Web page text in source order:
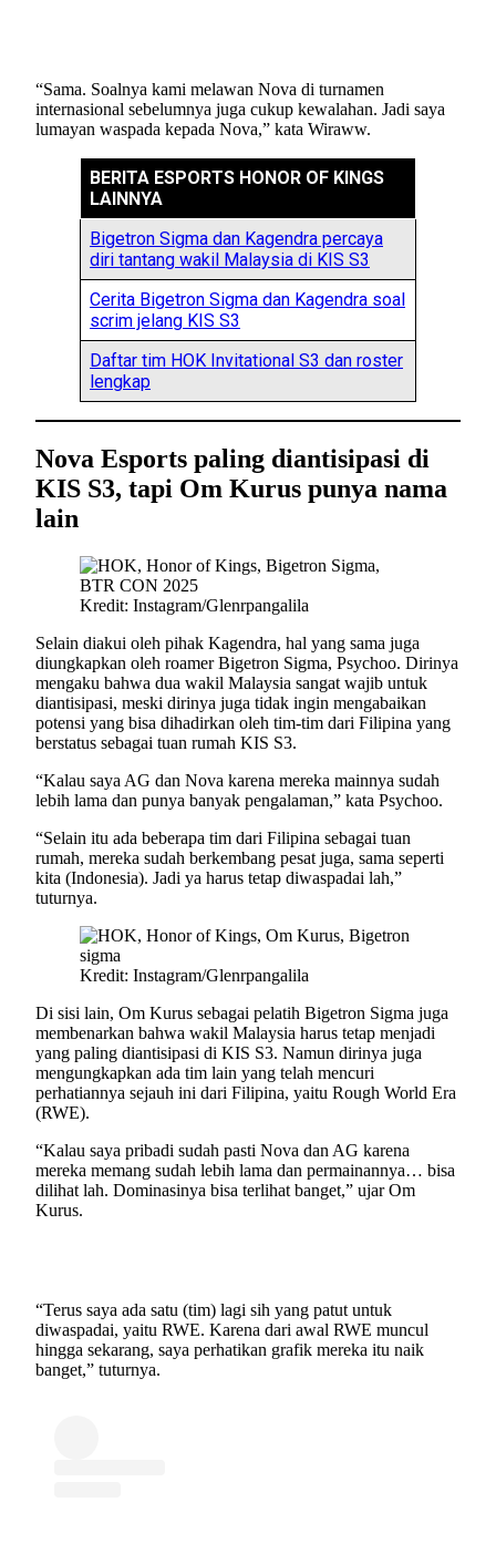
“Sama. Soalnya kami melawan Nova di turnamen
internasional sebelumnya juga cukup kewalahan. Jadi saya
lumayan waspada kepada Nova,” kata Wiraww.
BERITA ESPORTS HONOR OF KINGS
LAINNYA
Bigetron Sigma dan Kagendra percaya
diri tantang wakil Malaysia di KIS S3
Cerita Bigetron Sigma dan Kagendra soal
scrim jelang KIS S3
Daftar tim HOK Invitational S3 dan roster
lengkap
Nova Esports paling diantisipasi di
KIS S3, tapi Om Kurus punya nama
lain
Kredit: Instagram/Glenrpangalila
Selain diakui oleh pihak Kagendra, hal yang sama juga
diungkapkan oleh roamer Bigetron Sigma, Psychoo. Dirinya
mengaku bahwa dua wakil Malaysia sangat wajib untuk
diantisipasi, meski dirinya juga tidak ingin mengabaikan
potensi yang bisa dihadirkan oleh tim-tim dari Filipina yang
berstatus sebagai tuan rumah KIS S3.
“Kalau saya AG dan Nova karena mereka mainnya sudah
lebih lama dan punya banyak pengalaman,” kata Psychoo.
“Selain itu ada beberapa tim dari Filipina sebagai tuan
rumah, mereka sudah berkembang pesat juga, sama seperti
kita (Indonesia). Jadi ya harus tetap diwaspadai lah,”
tuturnya.
Kredit: Instagram/Glenrpangalila
Di sisi lain, Om Kurus sebagai pelatih Bigetron Sigma juga
membenarkan bahwa wakil Malaysia harus tetap menjadi
yang paling diantisipasi di KIS S3. Namun dirinya juga
mengungkapkan ada tim lain yang telah mencuri
perhatiannya sejauh ini dari Filipina, yaitu Rough World Era
(RWE).
“Kalau saya pribadi sudah pasti Nova dan AG karena
mereka memang sudah lebih lama dan permainannya… bisa
dilihat lah. Dominasinya bisa terlihat banget,” ujar Om
Kurus.
“Terus saya ada satu (tim) lagi sih yang patut untuk
diwaspadai, yaitu RWE. Karena dari awal RWE muncul
hingga sekarang, saya perhatikan grafik mereka itu naik
banget,” tuturnya.